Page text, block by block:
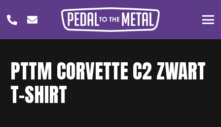
PTTM CORVETTE C2 ZWART
T-SHIRT